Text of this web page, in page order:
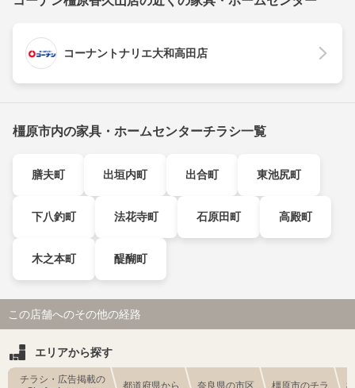
コーナントナリエ大和高田店
橿原市内の家具・ホームセンターチラシ一覧
膳夫町 出垣内町 出合町 東池尻町
下八釣町 法花寺町 石原田町 高殿町
木之本町 醍醐町
この店舗へのその他の経路
エリアから探す
チラシ・広告掲載の
都道府県から
奈良県の市区
橿原市のチラ